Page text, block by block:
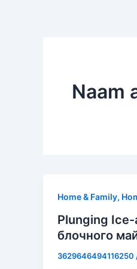
Naam
Home & Family,
Plunging
блочного
3629646494116250